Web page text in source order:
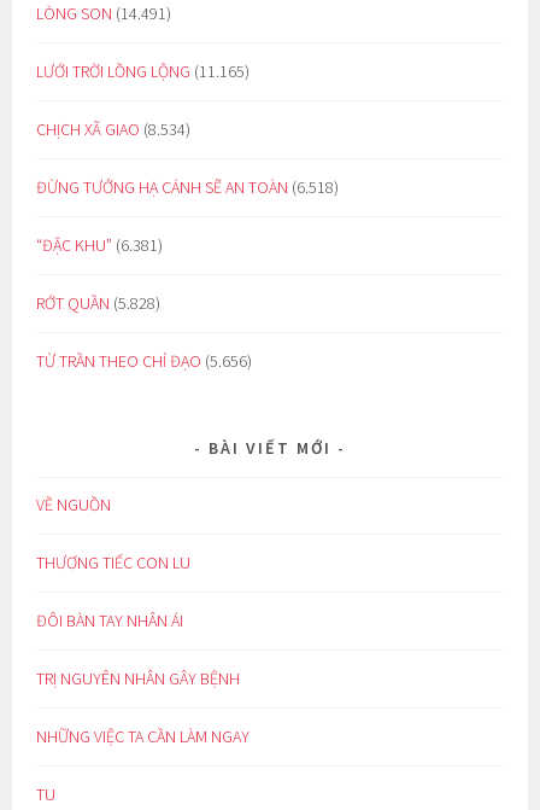
LÒNG SON (14.491)
LƯỚI TRỜI LỒNG LỘNG (11.165)
CHỊCH XÃ GIAO (8.534)
ĐỪNG TƯỞNG HẠ CÁNH SẼ AN TOÀN (6.518)
“ĐẶC KHU” (6.381)
RỚT QUẦN (5.828)
TỪ TRẦN THEO CHỈ ĐẠO (5.656)
BÀI VIẾT MỚI
VỀ NGUỒN
THƯƠNG TIẾC CON LU
ĐÔI BÀN TAY NHÂN ÁI
TRỊ NGUYÊN NHÂN GÂY BỆNH
NHỮNG VIỆC TA CẦN LÀM NGAY
TU